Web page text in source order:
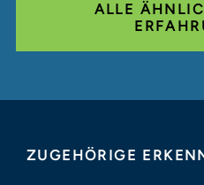
ALLE
ZUGEHÖRIGE